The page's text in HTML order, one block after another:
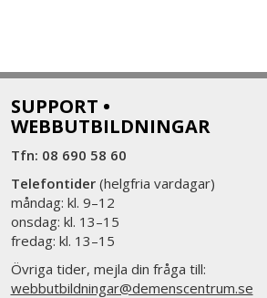
SUPPORT •
WEBBUTBILDNINGAR
Tfn: 08 690 58 60
Telefontider(helgfria vardagar)
måndag: kl. 9–12
onsdag: kl. 13–15
fredag: kl. 13–15
Övriga tider, mejla din fråga till:
webbutbildningar@demenscentrum.se